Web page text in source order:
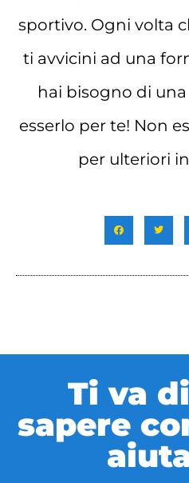
sportivo. Ogni volta
ti avvicini ad una
hai bisogno di
esserlo per te! Non
per ulteriori
Ti va
sapere